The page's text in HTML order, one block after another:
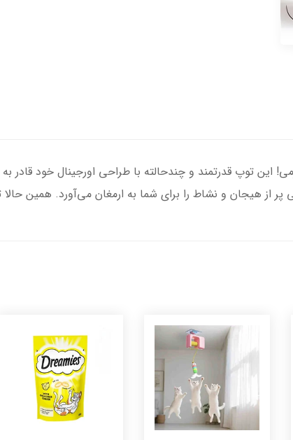
این توپ قدرتمند و چندحالته با طراحی اورجینال خود
از هیجان و نشاط را برای شما به ارمغان می‌آورد. همین حالا